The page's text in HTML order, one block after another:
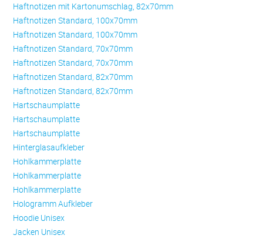
Haftnotizen mit Kartonumschlag, 82x70mm
Haftnotizen Standard, 100x70mm
Haftnotizen Standard, 100x70mm
Haftnotizen Standard, 70x70mm
Haftnotizen Standard, 70x70mm
Haftnotizen Standard, 82x70mm
Haftnotizen Standard, 82x70mm
Hartschaumplatte
Hartschaumplatte
Hartschaumplatte
Hinterglasaufkleber
Hohlkammerplatte
Hohlkammerplatte
Hohlkammerplatte
Hologramm Aufkleber
Hoodie Unisex
Jacken Unisex